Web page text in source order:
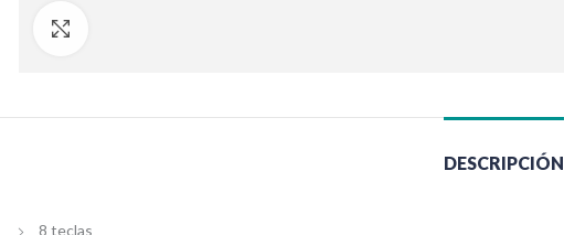
DESCRIPCIÓN
8 teclas